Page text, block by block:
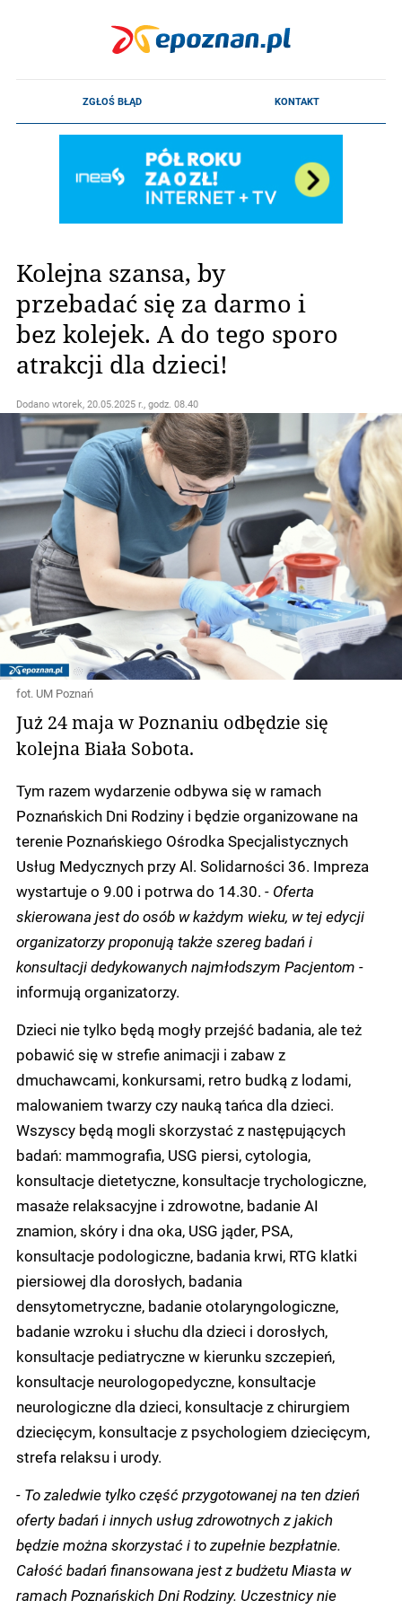
Kolejna szansa, by
przebadać się za darmo i
bez kolejek. A do tego sporo
atrakcji dla dzieci!
Dodano wtorek, 20.05.2025 r., godz. 08.40
fot. UM Poznań
Już 24 maja w Poznaniu odbędzie się
kolejna Biała Sobota.
Tym razem wydarzenie odbywa się w ramach
Poznańskich Dni Rodziny i będzie organizowane na
terenie Poznańskiego Ośrodka Specjalistycznych
Usług Medycznych przy Al. Solidarności 36. Impreza
wystartuje o 9.00 i potrwa do 14.30. - Oferta
skierowana jest do osób w każdym wieku, w tej edycji
organizatorzy proponują także szereg badań i
konsultacji dedykowanych najmłodszym Pacjentom -
informują organizatorzy.
Dzieci nie tylko będą mogły przejść badania, ale też
pobawić się w strefie animacji i zabaw z
dmuchawcami, konkursami, retro budką z lodami,
malowaniem twarzy czy nauką tańca dla dzieci.
Wszyscy będą mogli skorzystać z następujących
badań: mammografia, USG piersi, cytologia,
konsultacje dietetyczne, konsultacje trychologiczne,
masaże relaksacyjne i zdrowotne, badanie AI
znamion, skóry i dna oka, USG jąder, PSA,
konsultacje podologiczne, badania krwi, RTG klatki
piersiowej dla dorosłych, badania
densytometryczne, badanie otolaryngologiczne,
badanie wzroku i słuchu dla dzieci i dorosłych,
konsultacje pediatryczne w kierunku szczepień,
konsultacje neurologopedyczne, konsultacje
neurologiczne dla dzieci, konsultacje z chirurgiem
dziecięcym, konsultacje z psychologiem dziecięcym,
strefa relaksu i urody.
- To zaledwie tylko część przygotowanej na ten dzień
oferty badań i innych usług zdrowotnych z jakich
będzie można skorzystać i to zupełnie bezpłatnie.
Całość badań finansowana jest z budżetu Miasta w
ramach Poznańskich Dni Rodziny. Uczestnicy nie